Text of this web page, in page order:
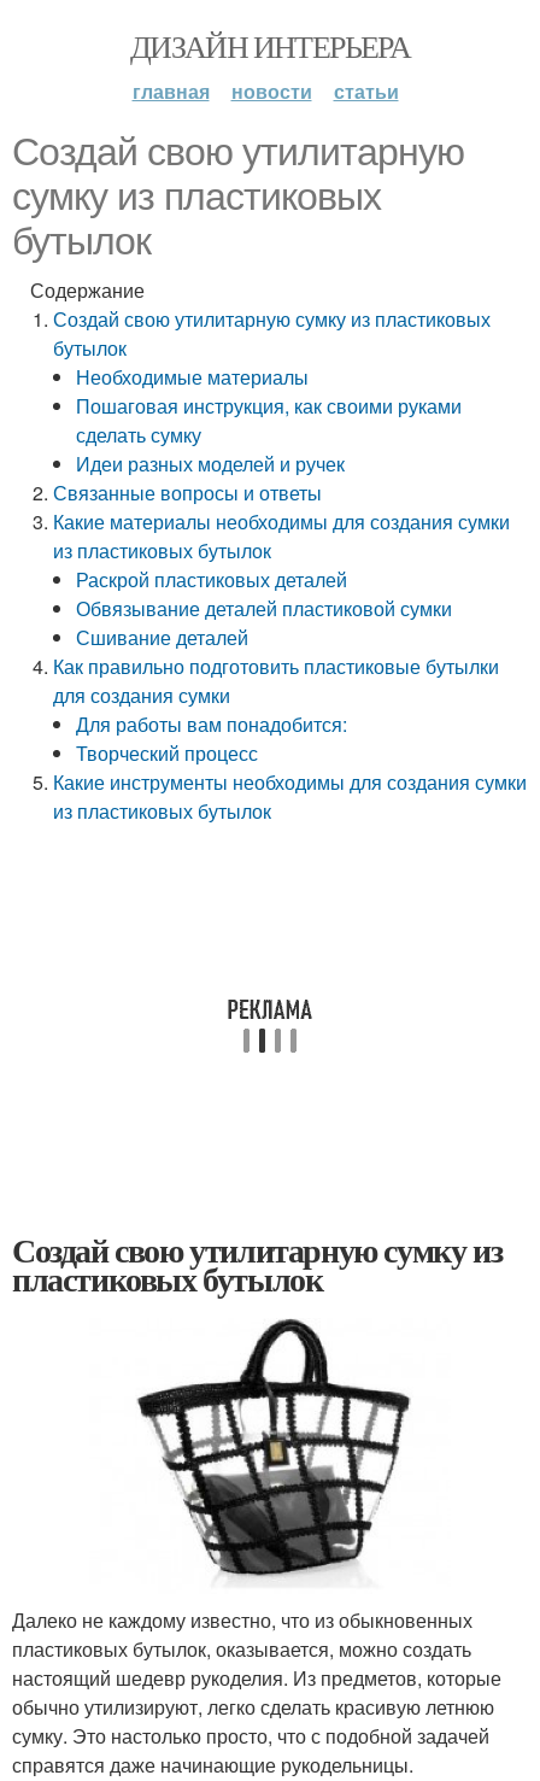
ДИЗАЙН ИНТЕРЬЕРА
главная новости статьи
Создай свою утилитарную
сумку из пластиковых
бутылок
Содержание
Создай свою утилитарную сумку из пластиковых
бутылок
Необходимые материалы
Пошаговая инструкция, как своими руками
сделать сумку
Идеи разных моделей и ручек
Связанные вопросы и ответы
Какие материалы необходимы для создания сумки
из пластиковых бутылок
Раскрой пластиковых деталей
Обвязывание деталей пластиковой сумки
Сшивание деталей
Как правильно подготовить пластиковые бутылки
для создания сумки
Для работы вам понадобится:
Творческий процесс
Какие инструменты необходимы для создания сумки
из пластиковых бутылок
Создай свою утилитарную сумку из
пластиковых бутылок
Далеко не каждому известно, что из обыкновенных
пластиковых бутылок, оказывается, можно создать
настоящий шедевр рукоделия. Из предметов, которые
обычно утилизируют, легко сделать красивую летнюю
сумку. Это настолько просто, что с подобной задачей
справятся даже начинающие рукодельницы.